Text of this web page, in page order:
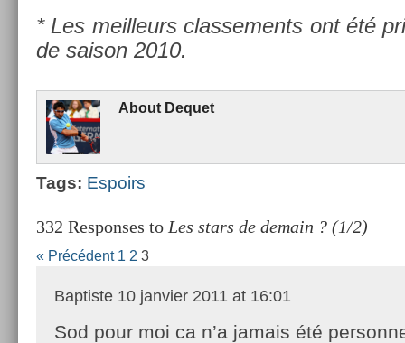
* Les meil­leurs clas­se­ments ont été
de saison 2010.
About De­quet
Tags: Es­poirs
332 Responses to Les stars de demain ? (1/2)
« Précédent 1 2 3
Baptiste 10 janvier 2011 at 16:01
Sod pour moi ca n’a jamais été